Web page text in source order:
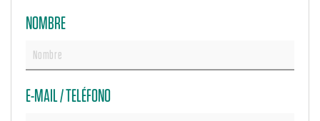
NOMBRE
E-MAIL / TELÉFONO